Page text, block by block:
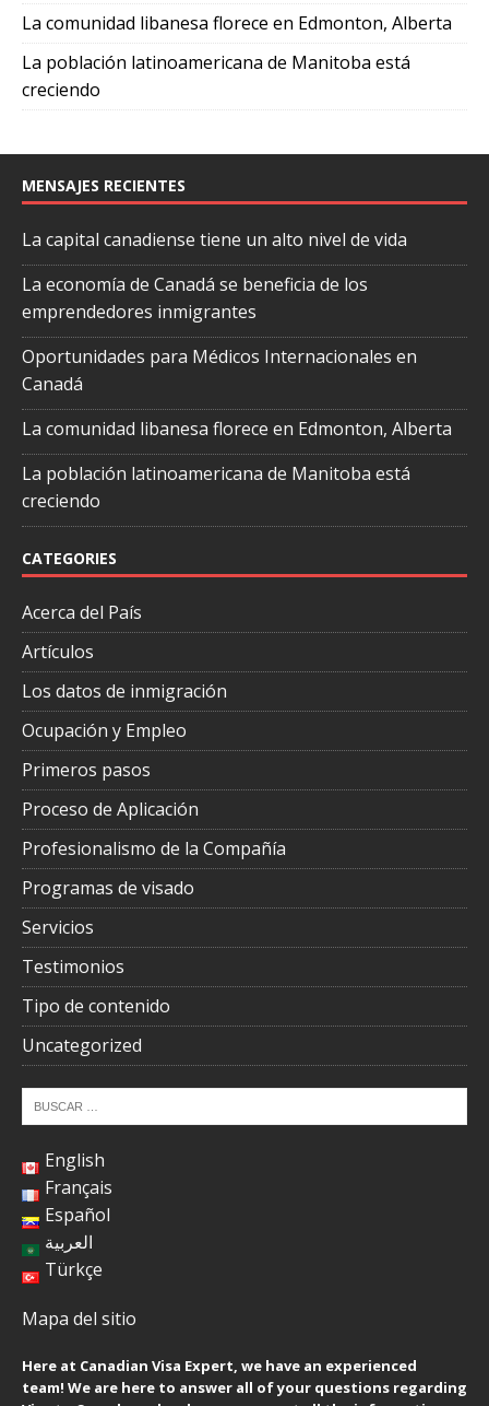
La comunidad libanesa florece en Edmonton, Alberta
La población latinoamericana de Manitoba está
creciendo
MENSAJES RECIENTES
La capital canadiense tiene un alto nivel de vida
La economía de Canadá se beneficia de los
emprendedores inmigrantes
Oportunidades para Médicos Internacionales en
Canadá
La comunidad libanesa florece en Edmonton, Alberta
La población latinoamericana de Manitoba está
creciendo
CATEGORIES
Acerca del País
Artículos
Los datos de inmigración
Ocupación y Empleo
Primeros pasos
Proceso de Aplicación
Profesionalismo de la Compañía
Programas de visado
Servicios
Testimonios
Tipo de contenido
Uncategorized
English
Français
Español
العربية
Türkçe
Mapa del sitio
Here at Canadian Visa Expert, we have an experienced
team! We are here to answer all of your questions regarding